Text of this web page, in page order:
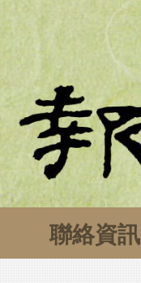
聯絡資訊